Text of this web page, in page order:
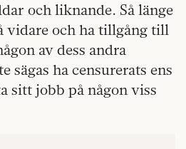
och liknande. Så länge
vidare och ha tillgång till
av dess andra
sägas ha censurerats ens
sitt jobb på någon viss